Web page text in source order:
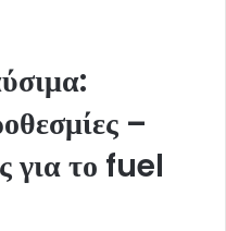
–
για το fuel